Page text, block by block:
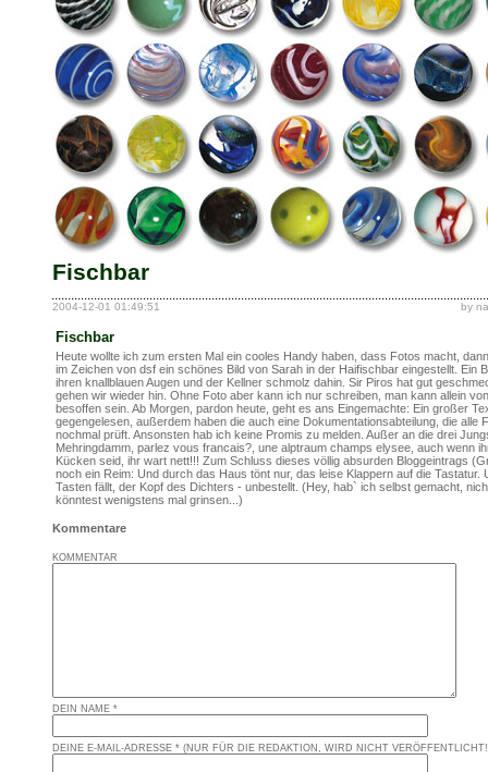
Fischbar
2004-12-01 01:49:51 by
Fischbar
Heute wollte ich zum ersten Mal ein cooles Handy haben, dass Fotos macht,
im Zeichen von dsf ein schönes Bild von Sarah in der Haifischbar eingestellt. Ein
ihren knallblauen Augen und der Kellner schmolz dahin. Sir Piros hat gut
gehen wir wieder hin. Ohne Foto aber kann ich nur schreiben, man kann allein
besoffen sein. Ab Morgen, pardon heute, geht es ans Eingemachte: Ein großer
gegengelesen, außerdem haben die auch eine Dokumentationsabteilung, die alle
nochmal prüft. Ansonsten hab ich keine Promis zu melden. Außer an die drei
Mehringdamm, parlez vous francais?, une alptraum champs elysee, auch wenn
Kücken seid, ihr wart nett!!! Zum Schluss dieses völlig absurden Bloggeintrags
noch ein Reim: Und durch das Haus tönt nur, das leise Klappern auf die Tastatur.
Tasten fällt, der Kopf des Dichters - unbestellt. (Hey, hab` ich selbst gemacht,
könntest wenigstens mal grinsen...)
Kommentare
KOMMENTAR
DEIN NAME *
DEINE E-MAIL-ADRESSE * (NUR FÜR DIE REDAKTION, WIRD NICHT